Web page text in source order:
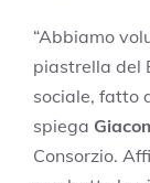
“Abbiamo
piastrella del
sociale, fatto
spiega
Consorzio.